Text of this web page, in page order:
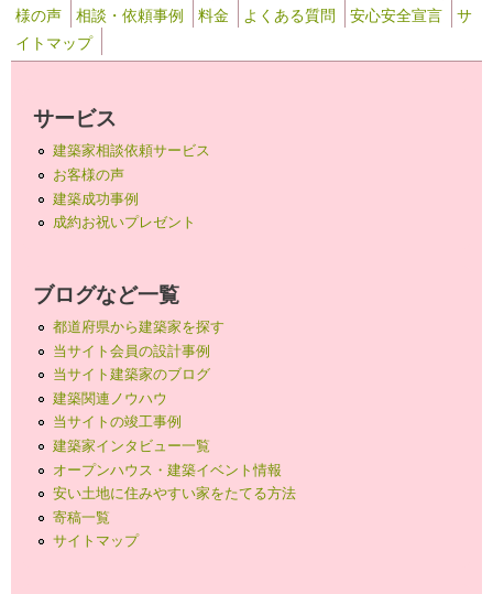
様の声
相談・依頼事例 料金 よくある質問 安心安全宣言
サ
イトマップ
サービス
建築家相談依頼サービス
お客様の声
建築成功事例
成約お祝いプレゼント
ブログなど一覧
都道府県から建築家を探す
当サイト会員の設計事例
当サイト建築家のブログ
建築関連ノウハウ
当サイトの竣工事例
建築家インタビュー一覧
オープンハウス・建築イベント情報
安い土地に住みやすい家をたてる方法
寄稿一覧
サイトマップ